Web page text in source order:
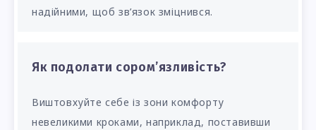
надійними, щоб зв’язок зміцнився.
Як подолати сором’язливість?
Виштовхуйте себе із зони комфорту
невеликими кроками, наприклад, поставивши